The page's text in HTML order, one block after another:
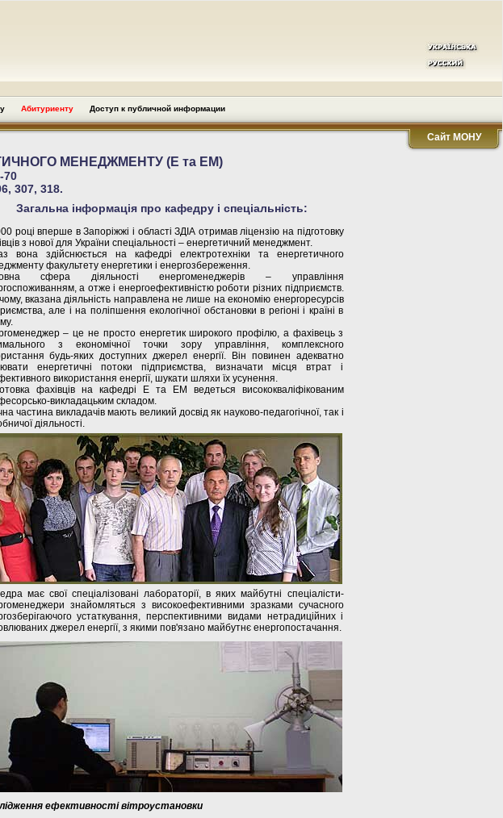
Абитуриенту Доступ к публичной информации
Сайт МОНУ
МЕНЕДЖМЕНТУ (Е та ЕМ)
70
307, 318.
Загальна інформація про кафедру і спеціальність:
році вперше в Запоріжжі і області ЗДІА отримав ліцензію на підготовку
з нової для України спеціальності – енергетичний менеджмент.
вона здійснюється на кафедрі електротехніки та енергетичного
факультету енергетики і енергозбереження.
сфера діяльності енергоменеджерів – управління
а отже і енергоефективністю роботи різних підприємств.
вказана діяльність направлена не лише на економію енергоресурсів
але і на поліпшення екологічної обстановки в регіоні і країні в
– це не просто енергетик широкого профілю, а фахівець з
з економічної точки зору управління, комплексного
будь-яких доступних джерел енергії. Він повинен адекватно
енергетичні потоки підприємства, визначати місця втрат і
використання енергії, шукати шляхи їх усунення.
фахівців на кафедрі Е та ЕМ ведеться висококваліфікованим
викладацьким складом.
частина викладачів мають великий досвід як науково-педагогічної, так і
діяльності.
має свої спеціалізовані лабораторії, в яких майбутні спеціалісти-
знайомляться з високоефективними зразками сучасного
устаткування, перспективними видами нетрадиційних і
джерел енергії, з якими пов'язано майбутнє енергопостачання.
ефективності вітроустановки